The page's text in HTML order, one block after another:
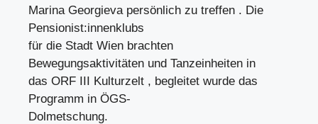
Marina Georgieva persönlich zu treffen . Die
Pensionist:innenklubs
für die Stadt Wien brachten
Bewegungsaktivitäten und Tanzeinheiten in
das ORF III Kulturzelt , begleitet wurde das
Programm in ÖGS-
Dolmetschung.